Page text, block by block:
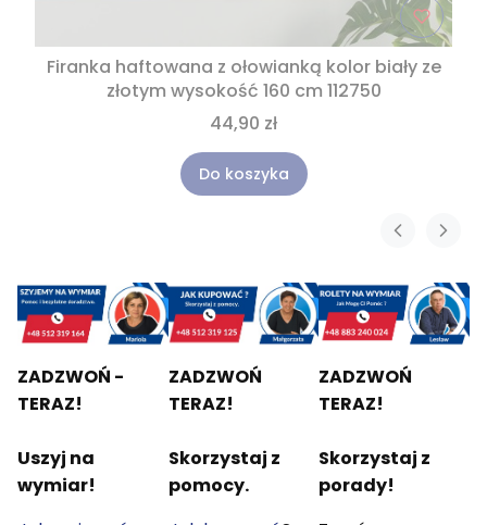
Firanka haftowana z ołowianką kolor biały ze
złotym wysokość 160 cm 112750
44,90 zł
Do koszyka
ZADZWOŃ -
TERAZ!
Uszyj na
wymiar!
ZADZWOŃ
TERAZ!
Skorzystaj z
pomocy.
ZADZWOŃ
TERAZ!
Skorzystaj z
porady!